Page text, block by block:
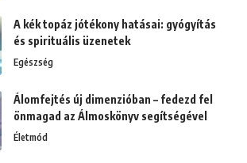
A kék topáz jótékony hatásai: gyógyítás
és spirituális üzenetek
Egészség
Álomfejtés új dimenzióban – fedezd fel
önmagad az Álmoskönyv segítségével
Életmód